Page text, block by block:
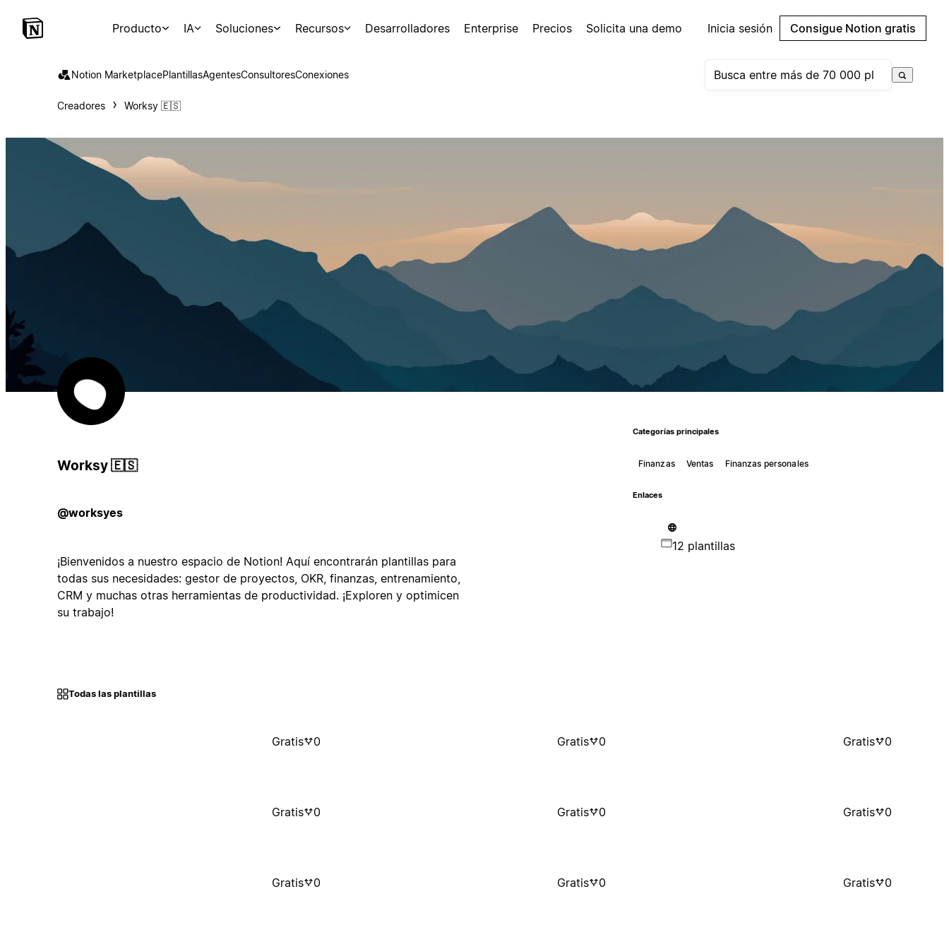
Producto IA Soluciones Recursos Desarrolladores Enterprise Precios Solicita una demo Inicia sesión Consigue Notion gratis
Notion MarketplacePlantillasAgentesConsultoresConexiones
Creadores Worksy 🇪🇸
Worksy 🇪🇸
@worksyes
¡Bienvenidos a nuestro espacio de Notion! Aquí encontrarán plantillas para
todas sus necesidades: gestor de proyectos, OKR, finanzas, entrenamiento,
CRM y muchas otras herramientas de productividad. ¡Exploren y optimicen
su trabajo!
Categorías principales
Finanzas Ventas Finanzas personales
Enlaces
12 plantillas
Todas las plantillas
Gratis 0 Gratis 0 Gratis 0
Gratis 0 Gratis 0 Gratis 0
Gratis 0 Gratis 0 Gratis 0